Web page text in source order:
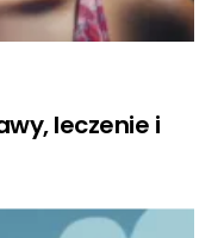
leczenie i